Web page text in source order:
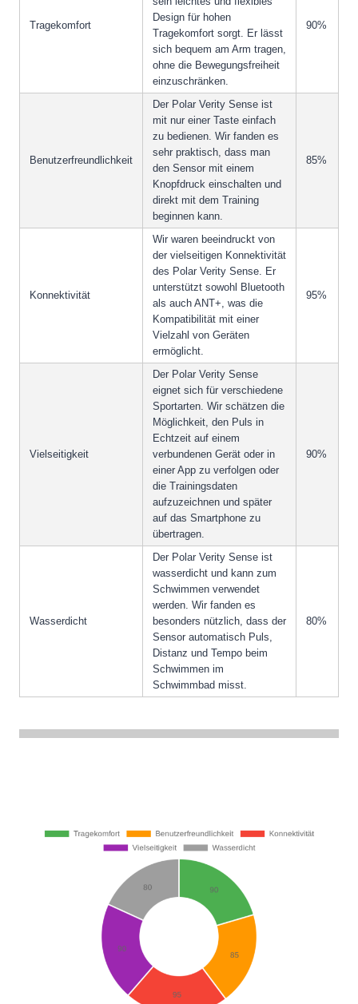
Tragekomfort
Design für hohen
Tragekomfort sorgt. Er lässt
sich bequem am Arm tragen,
ohne die Bewegungsfreiheit
einzuschränken.
90%
Benutzerfreundlichkeit
Der Polar Verity Sense ist
mit nur einer Taste einfach
zu bedienen. Wir fanden es
sehr praktisch, dass man
den Sensor mit einem
Knopfdruck einschalten und
direkt mit dem Training
beginnen kann.
85%
Konnektivität
Wir waren beeindruckt von
der vielseitigen Konnektivität
des Polar Verity Sense. Er
unterstützt sowohl Bluetooth
als auch ANT+, was die
Kompatibilität mit einer
Vielzahl von Geräten
ermöglicht.
95%
Vielseitigkeit
Der Polar Verity Sense
eignet sich für verschiedene
Sportarten. Wir schätzen die
Möglichkeit, den Puls in
Echtzeit auf einem
verbundenen Gerät oder in
einer App zu verfolgen oder
die Trainingsdaten
aufzuzeichnen und später
auf das Smartphone zu
übertragen.
90%
Wasserdicht
Der Polar Verity Sense ist
wasserdicht und kann zum
Schwimmen verwendet
werden. Wir fanden es
besonders nützlich, dass der
Sensor automatisch Puls,
Distanz und Tempo beim
Schwimmen im
Schwimmbad misst.
80%